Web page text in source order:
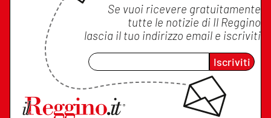
Se vuoi ricevere gratuitamente
tutte le notizie di Il Reggino
lascia il tuo indirizzo email e iscriviti
Iscriviti